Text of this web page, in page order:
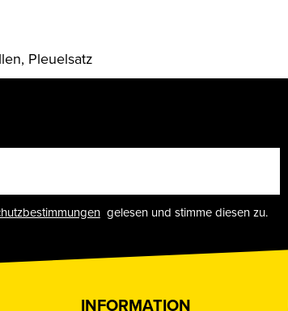
Pleuelsatz
gelesen und stimme diesen zu.
INFORMATION